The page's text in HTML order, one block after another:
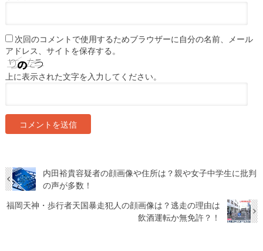
次回のコメントで使用するためブラウザーに自分の名前、メール
アドレス、サイトを保存する。
上に表示された文字を入力してください。
内田裕貴容疑者の顔画像や住所は？親や女子中学生に批判
の声が多数！
福岡天神・歩行者天国暴走犯人の顔画像は？逃走の理由は
飲酒運転か無免許？！